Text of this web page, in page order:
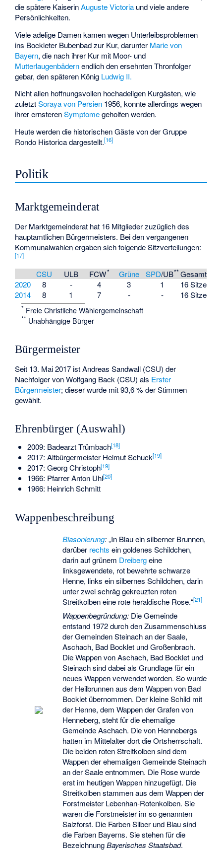
die spätere KaiserinAuguste Victoria und viele andere
Persönlichkeiten.
Viele adelige Damen kamen wegen Unterleibsproblemen
ins Bockleter Bubenbad zur Kur, darunter Marie von
Bayern, die nach ihrer Kur mit Moor- und
Mutterlaugenbädernendlich den ersehnten Thronfolger
gebar, den späteren König Ludwig II.
Nicht allen hoffnungsvollen hochadeligen Kurgästen, wie
zuletztSoraya von Persien 1956, konnte allerdings wegen
ihrer ernsterenSymptomegeholfen werden.
Heute werden die historischen Gäste von der Gruppe
Rondo Historica dargestellt.[16]
Politik
Marktgemeinderat
Der Marktgemeinderat hat 16 Mitglieder zuzüglich des
hauptamtlichen Bürgermeisters. Bei den vergangenen
Kommunalwahlen ergaben sich folgende Sitzverteilungen:
[17]
CSU ULB FCW* Grüne SPD/UB**Gesamt
2020
8 - 4 3 1
16 Sitze
2014
8 1 7 - - 16 Sitze
* Freie Christliche Wählergemeinschaft
** Unabhängige Bürger
Bürgermeister
Seit 13. Mai 2017 ist Andreas Sandwall (CSU) der
Nachfolger von Wolfgang Back (CSU) als Erster
Bürgermeister; dieser wurde mit 93,6 % der Stimmen
gewählt.
Ehrenbürger (Auswahl)
2009: Badearzt Trümbach[18]
2017: Altbürgermeister Helmut Schuck[19]
2017: Georg Christoph[19]
1966: Pfarrer Anton Uhl[20]
1966: Heinrich Schmitt
Wappenbeschreibung
Blasonierung:„In Blau ein silberner Brunnen,
darüber rechts ein goldenes Schildchen,
darin auf grünem Dreibergeine
linksgewendete, rot bewehrte schwarze
Henne, links ein silbernes Schildchen, darin
unter zwei schräg gekreuzten roten
Streitkolben eine rote heraldische Rose.“[21]
Wappenbegründung: Die Gemeinde
entstand 1972 durch den Zusammenschluss
der Gemeinden Steinach an der Saale,
Aschach, Bad Bocklet und Großenbrach.
Die Wappen von Aschach, Bad Bocklet und
Steinach sind dabei als Grundlage für ein
neues Wappen verwendet worden. So wurde
der Heilbrunnen aus dem Wappen von Bad
Bocklet übernommen. Der kleine Schild mit
der Henne, dem Wappen der Grafen von
Henneberg, steht für die ehemalige
Gemeinde Aschach. Die von Hennebergs
hatten im Mittelalter dort die Ortsherrschaft.
Die beiden roten Streitkolben sind dem
Wappen der ehemaligen Gemeinde Steinach
an der Saale entnommen. Die Rose wurde
erst im heutigen Wappen hinzugefügt. Die
Streitkolben stammen aus dem Wappen der
Forstmeister Lebenhan-Rotenkolben. Sie
waren die Forstmeister im so genannten
Salzforst. Die Farben Silber und Blau sind
die Farben Bayerns. Sie stehen für die
BezeichnungBayerisches Staatsbad.